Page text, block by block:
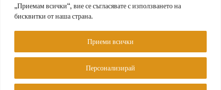
„Приемам всички“, вие се съгласявате с използването на
бисквитки от наша страна.
Персонализирай
Приеми всички
© Copyright 2026, Всички права запазени Етрополе за хората |
Designed by ZWEBSolutions
Условия за ползване
Facebook